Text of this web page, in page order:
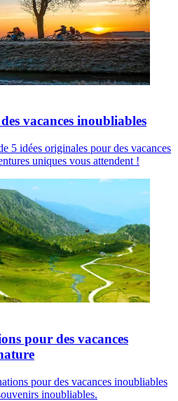
vacances inoubliables
5 idées originales pour des vacances
uniques vous attendent !
pour des vacances
pour des vacances inoubliables
inoubliables.